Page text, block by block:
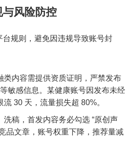
与风险防控
规则，避免因违规导致账号封
类内容需提供资质证明，严禁发布
等敏感信息。某健康账号因发布未经
30 天，流量损失超 80%。
洗稿，首发内容务必勾选 “原创声
品文章，账号权重下降，推荐量减